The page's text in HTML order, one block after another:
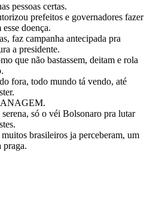
pessoas certas.
prefeitos e governadores fazer
doença.
faz campanha antecipada pra
a presidente.
que não bastassem, deitam e rola
fora, todo mundo tá vendo, até
só o véi Bolsonaro pra lutar
brasileiros ja perceberam, um
praga.